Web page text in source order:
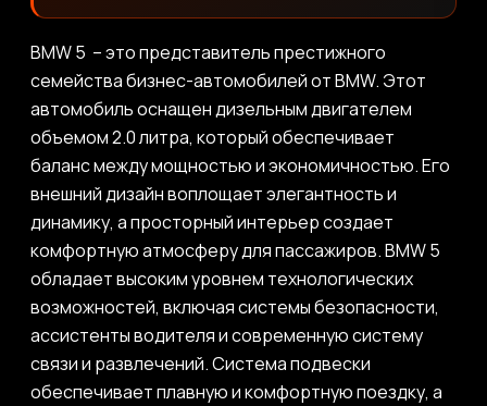
BMW 5 – это представитель престижного
семейства бизнес-автомобилей от BMW. Этот
автомобиль оснащен дизельным двигателем
объемом 2.0 литра, который обеспечивает
баланс между мощностью и экономичностью. Его
внешний дизайн воплощает элегантность и
динамику, а просторный интерьер создает
комфортную атмосферу для пассажиров. BMW 5
обладает высоким уровнем технологических
возможностей, включая системы безопасности,
ассистенты водителя и современную систему
связи и развлечений. Система подвески
обеспечивает плавную и комфортную поездку, а